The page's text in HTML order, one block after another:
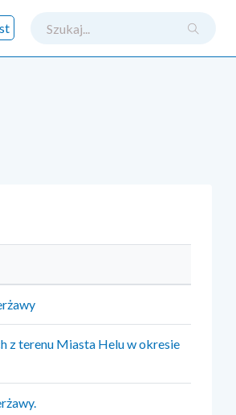
z terenu Miasta Helu w okresie